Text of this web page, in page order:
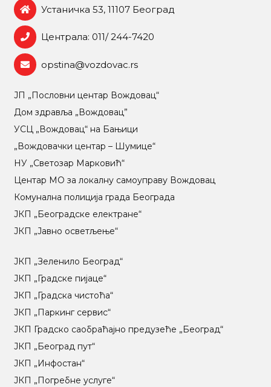
Устаничка 53, 11107 Београд
Централа: 011/ 244-7420
opstina@vozdovac.rs
ЈП „Пословни центар Вождовац“
Дом здравља „Вождовац”
УСЦ „Вождовац“ на Бањици
„Вождовачки центар – Шумице“
НУ „Светозар Марковић“
Центар МO за локалну самоуправу Вождовац
Комунална полиција града Београда
ЈКП „Београдске електране“
ЈКП „Јавно осветљење“
ЈКП „Зеленило Београд“
ЈКП „Градске пијаце“
ЈКП „Градска чистоћа“
ЈКП „Паркинг сервис“
ЈКП Градско саобраћајно предузеће „Београд“
ЈКП „Београд пут“
ЈКП „Инфостан“
ЈКП „Погребне услуге“